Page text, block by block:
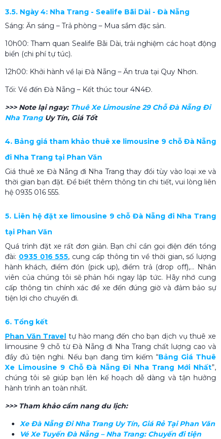
3.5. Ngày 4: Nha Trang - Sealife Bãi Dài - Đà Nẵng
Sáng: Ăn sáng – Trả phòng – Mua sắm đặc sản.
10h00: Tham quan Sealife Bãi Dài, trải nghiệm các hoạt động
biển (chi phí tự túc).
12h00: Khởi hành về lại Đà Nẵng – Ăn trưa tại Quy Nhơn.
Tối: Về đến Đà Nẵng – Kết thúc tour 4N4Đ.
>>> Note lại ngay: Thuê Xe Limousine 29 Chỗ Đà Nẵng Đi
Nha Trang Uy Tín, Giá Tốt
4. Bảng giá tham khảo thuê xe limousine 9 chỗ Đà Nẵng
đi Nha Trang tại Phan Văn
Giá thuê xe Đà Nẵng đi Nha Trang thay đổi tùy vào loại xe và
thời gian bạn đặt. Để biết thêm thông tin chi tiết, vui lòng liên
hệ 0935 016 555.
5. Liên hệ đặt xe limousine 9 chỗ Đà Nẵng đi Nha Trang
tại Phan Văn
Quá trình đặt xe rất đơn giản. Bạn chỉ cần gọi điện đến tổng
đài: 0935 016 555, cung cấp thông tin về thời gian, số lượng
hành khách, điểm đón (pick up),điểm trả (drop off),... Nhân
viên của chúng tôi sẽ phản hồi ngay lập tức. Hãy nhớ cung
cấp thông tin chính xác để xe đến đúng giờ và đảm bảo sự
tiện lợi cho chuyến đi.
6. Tổng kết
Phan Văn Travel tự hào mang đến cho bạn dịch vụ thuê xe
limousine 9 chỗ từ Đà Nẵng đi Nha Trang chất lượng cao và
đầy đủ tiện nghi. Nếu bạn đang tìm kiếm “Bảng Giá Thuê
Xe Limousine 9 Chỗ Đà Nẵng Đi Nha Trang Mới Nhất”,
chúng tôi sẽ giúp bạn lên kế hoạch dễ dàng và tận hưởng
hành trình an toàn nhất.
>>> Tham khảo cẩm nang du lịch:
Xe Đà Nẵng Đi Nha Trang Uy Tín, Giá Rẻ Tại Phan Văn
Vé Xe Tuyến Đà Nẵng – Nha Trang: Chuyến đi tiện